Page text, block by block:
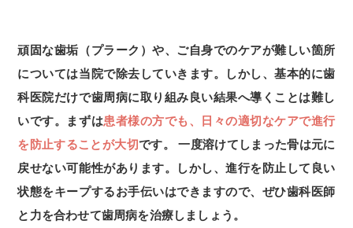
頑固な歯垢（プラーク）や、ご自身でのケアが難しい箇所
については当院で除去していきます。しかし、基本的に歯
科医院だけで歯周病に取り組み良い結果へ導くことは難し
いです。まずは患者様の方でも、日々の適切なケアで進行
を防止することが大切です。 一度溶けてしまった骨は元に
戻せない可能性があります。しかし、進行を防止して良い
状態をキープするお手伝いはできますので、ぜひ歯科医師
と力を合わせて歯周病を治療しましょう。